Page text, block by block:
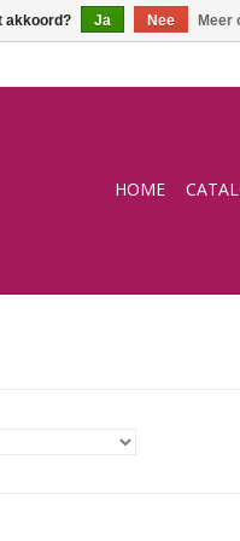
HOME
akkoord? Ja Nee Meer